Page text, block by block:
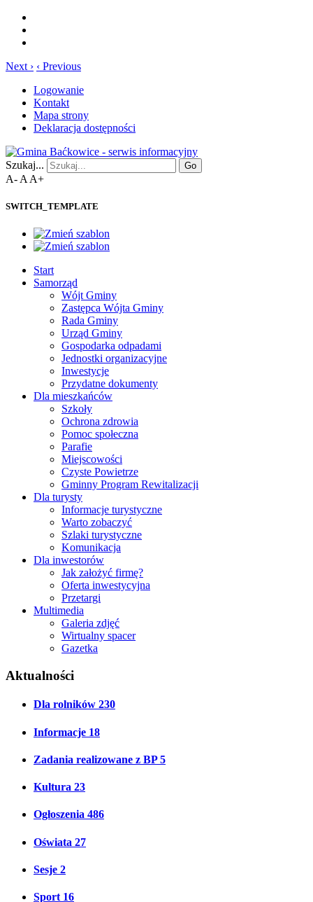
Next › ‹ Previous
Logowanie
Kontakt
Mapa strony
Deklaracja dostępności
Szukaj... Go
A- A A+
SWITCH_TEMPLATE
Start
Samorząd
Wójt Gminy
Zastępca Wójta Gminy
Rada Gminy
Urząd Gminy
Gospodarka odpadami
Jednostki organizacyjne
Inwestycje
Przydatne dokumenty
Dla mieszkańców
Szkoły
Ochrona zdrowia
Pomoc społeczna
Parafie
Miejscowości
Czyste Powietrze
Gminny Program Rewitalizacji
Dla turysty
Informacje turystyczne
Warto zobaczyć
Szlaki turystyczne
Komunikacja
Dla inwestorów
Jak założyć firmę?
Oferta inwestycyjna
Przetargi
Multimedia
Galeria zdjęć
Wirtualny spacer
Gazetka
Aktualności
Dla rolników 230
Informacje 18
Zadania realizowane z BP5
Kultura 23
Ogłoszenia 486
Oświata 27
Sesje 2
Sport 16